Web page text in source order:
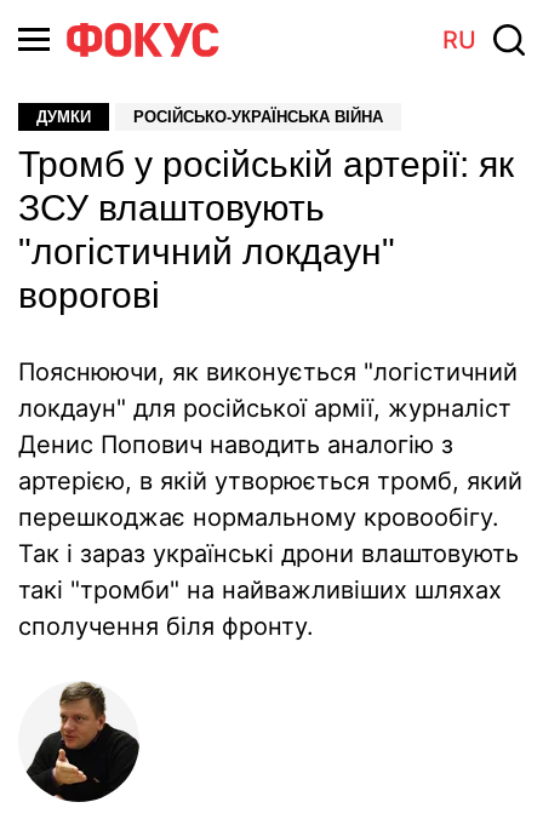
RU
ДУМКИ РОСІЙСЬКО-УКРАЇНСЬКА ВІЙНА
Тромб у російській артерії: як
ЗСУ влаштовують
"логістичний локдаун"
ворогові
Пояснюючи, як виконується "логістичний
локдаун" для російської армії, журналіст
Денис Попович наводить аналогію з
артерією, в якій утворюється тромб, який
перешкоджає нормальному кровообігу.
Так і зараз українські дрони влаштовують
такі "тромби" на найважливіших шляхах
сполучення біля фронту.